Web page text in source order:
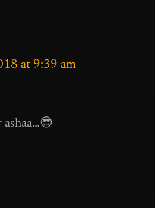
at 9:39 am
ashaa…😎